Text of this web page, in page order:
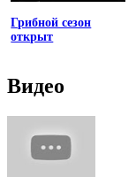
Грибной сезон
открыт
Видео